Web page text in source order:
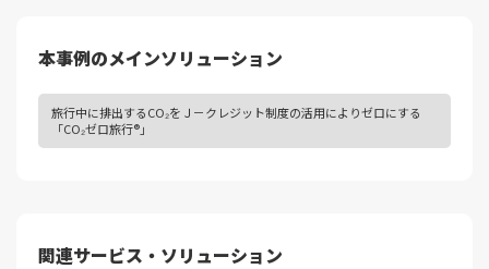
本事例のメインソリューション
旅行中に排出するCO₂をＪ－クレジット制度の活用によりゼロにする
「CO₂ゼロ旅行®」
関連サービス・ソリューション